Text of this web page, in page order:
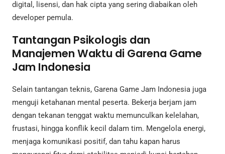
digital, lisensi, dan hak cipta yang sering diabaikan oleh
developer pemula.
Tantangan Psikologis dan
Manajemen Waktu di Garena Game
Jam Indonesia
Selain tantangan teknis, Garena Game Jam Indonesia juga
menguji ketahanan mental peserta. Bekerja berjam jam
dengan tekanan tenggat waktu memunculkan kelelahan,
frustasi, hingga konflik kecil dalam tim. Mengelola energi,
menjaga komunikasi positif, dan tahu kapan harus